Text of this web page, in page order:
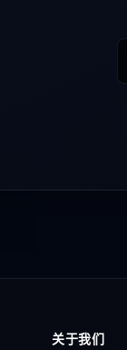
关于我们